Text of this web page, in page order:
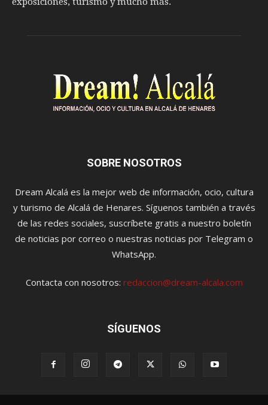
SOBRE NOSOTROS
Dream Alcalá es la mejor web de información, ocio, cultura
y turismo de Alcalá de Henares. Síguenos también a través
de las redes sociales, suscríbete gratis a nuestro boletín
de noticias por correo o nuestras noticias por Telegram o
WhatsApp.
Contacta con nosotros: redaccion@dream-alcala.com
SÍGUENOS